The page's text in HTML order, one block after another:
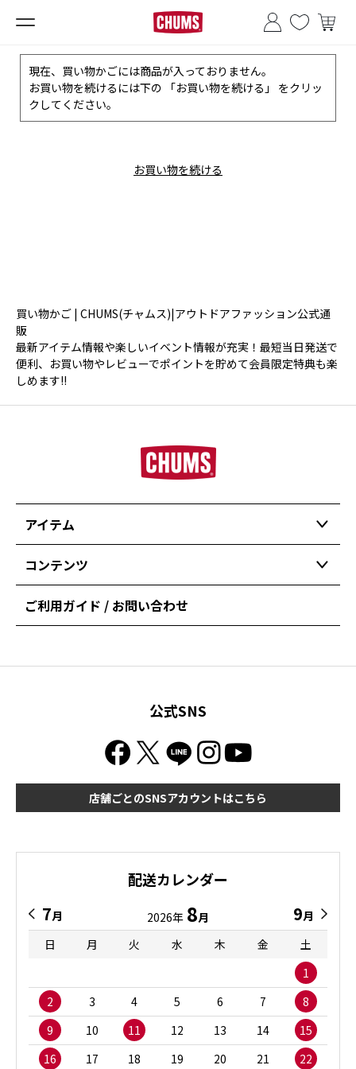
■夏季休業のお知らせ■
現在、買い物かごには商品が入っておりません。
お買い物を続けるには下の 「お買い物を続ける」 をクリッ
クしてください。
お買い物を続ける
買い物かご | CHUMS(チャムス)|アウトドアファッション公式通
販
最新アイテム情報や楽しいイベント情報が充実！最短当日発送で
便利、お買い物やレビューでポイントを貯めて会員限定特典も楽
しめます!!
アイテム
コンテンツ
ご利用ガイド / お問い合わせ
公式SNS
店舗ごとのSNSアカウントはこちら
配送カレンダー
7月 2026年 8月 9月
日
月 火 水 木 金
土
1
2
3 4 5 6 7
8
9
10 11 12 13 14
15
16
17 18 19 20 21 22